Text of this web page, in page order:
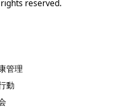
reserved.
管理
動